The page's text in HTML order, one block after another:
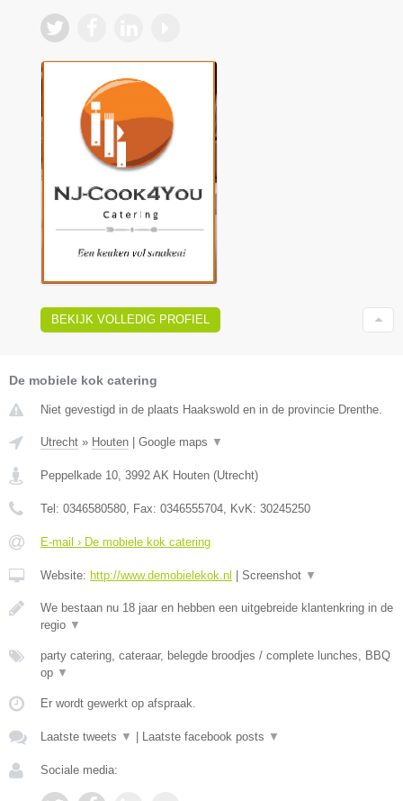
BEKIJK VOLLEDIG PROFIEL
De mobiele kok catering
Niet gevestigd in de plaats Haakswold en in de provincie Drenthe.
Utrecht » Houten | Google maps ▼
Peppelkade 10 3992 AK Houten (Utrecht)
Tel: 0346580580 , Fax: 0346555704 , KvK: 30245250
E-mail › De mobiele kok catering
Website: http://www.demobielekok.nl | Screenshot ▼
We bestaan nu 18 jaar en hebben een uitgebreide klantenkring in de
regio ▼
party catering, cateraar, belegde broodjes / complete lunches, BBQ
op ▼
Er wordt gewerkt op afspraak.
Laatste tweets ▼ | Laatste facebook posts ▼
Sociale media: